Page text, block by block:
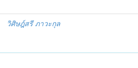
วิศิษฎ์สรี ภาวะกุล